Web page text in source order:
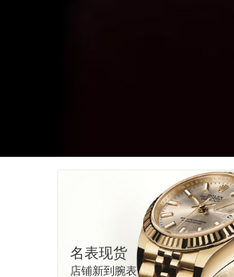
名表现货
店铺新到腕表